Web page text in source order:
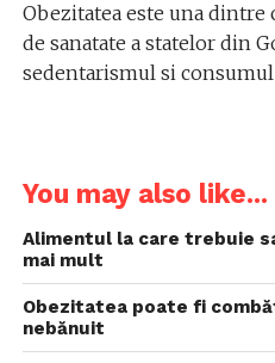
Obezitatea este una dintre
de sanatate a statelor din
sedentarismul si
You may also like...
Alimentul la care trebuie
mai mult
Obezitatea poate fi
nebănuit